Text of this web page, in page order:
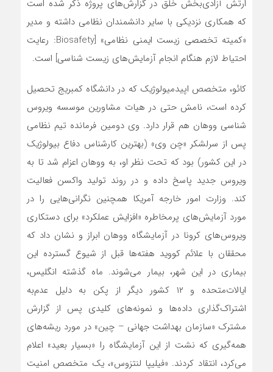
ارتش آزادی‌بخش خلق در گزارش‌های پروژه ذکر شده است
که همکاری نزدیکی با سایر دانشمندان نظامی داشته و مدیر
«کمیته تخصصی زیست ایمنی نظامی» [Biosafety: رعایت
احتیاط لازم هنگام انجام آزمایش‌های زیست شناسی] است.
کائو، متخصص اپیدمیولوژیک که در دانشگاه کمبریج تحصیل
کرده است، نامش حتی در هیات مشاورین موسسه ویروس
شناسی ووهان هم قرار دارد. وی دومین فرمانده تیم نظامی
پس از سرلشکر «چن وی» (بهترین کارشناس دفاع بیولوژیک
در این کشور) بود که تحت نظر او، به ووهان اعزام شد تا‌ به
ویروس جدید پاسخ داده و در روند تولید واکسن فعالیت
کند. وزارت امور خارجه آمریکا همچنین نگرانی‌هایی را در
مورد آزمایش‌های پرمخاطره «افزایش عملکرد» برای دستکاری
ویروس‌های کرونا در آزمایشگاه ووهان ابراز و نشان داد که
محققان با علائم کووید هفته‌ها قبل از شیوع گسترده این
بیماری در این شهر، بیمار می‌شوند. ماه گذشته انگلیس،
ایالات‌متحده و ۱۲ کشور دیگر از پکن به دلیل عدم‌به
اشتراک‌گذاری داده‌ها و نمونه‌های کلیدی پس از گزارش
مشترک «سازمان بهداشت جهانی – چین» در مورد ریشه‌های
همه‌گیری که نشت از این آزمایشگاه را «بسیار بعید» اعلام
می‌کرد، انتقاد کردند. «فیلیپا لنتزوس»، یک متخصص امنیت